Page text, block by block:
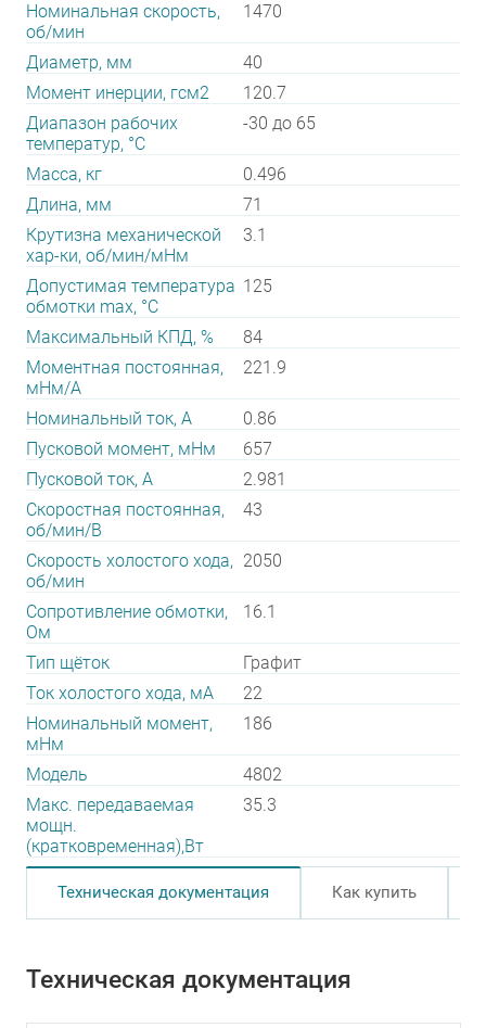
Номинальная скорость,
об/мин
1470
Диаметр, мм
40
Момент инерции, гсм2
120.7
Диапазон рабочих
температур, °С
-30 до 65
Масса, кг
0.496
Длина, мм
71
Крутизна механической
хар-ки, об/мин/мНм
3.1
Допустимая температура
обмотки max, °С
125
Максимальный КПД, %
84
Моментная постоянная,
мНм/А
221.9
Номинальный ток, А
0.86
Пусковой момент, мНм
657
Пусковой ток, А
2.981
Скоростная постоянная,
об/мин/В
43
Скорость холостого хода,
об/мин
2050
Сопротивление обмотки,
Ом
16.1
Тип щёток
Графит
Ток холостого хода, мА
22
Номинальный момент,
мНм
186
Модель
4802
Макс. передаваемая
мощн.
(кратковременная),Вт
35.3
Техническая документация Как купить
Техническая документация